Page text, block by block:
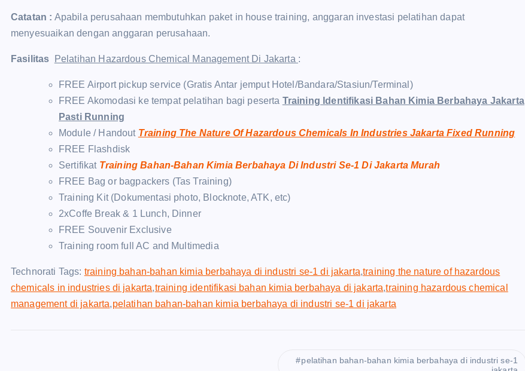
Catatan : Apabila perusahaan membutuhkan paket in house training, anggaran investasi pelatihan dapat
menyesuaikan dengan anggaran perusahaan.
Fasilitas Pelatihan Hazardous Chemical Management Di Jakarta :
FREE Airport pickup service (Gratis Antar jemput Hotel/Bandara/Stasiun/Terminal)
FREE Akomodasi ke tempat pelatihan bagi peserta Training Identifikasi Bahan Kimia Berbahaya Jakarta
Pasti Running
Module / Handout Training The Nature Of Hazardous Chemicals In Industries Jakarta Fixed Running
FREE Flashdisk
Sertifikat Training Bahan-Bahan Kimia Berbahaya Di Industri Se-1 Di Jakarta Murah
FREE Bag or bagpackers (Tas Training)
Training Kit (Dokumentasi photo, Blocknote, ATK, etc)
2xCoffe Break & 1 Lunch, Dinner
FREE Souvenir Exclusive
Training room full AC and Multimedia
Technorati Tags: training bahan-bahan kimia berbahaya di industri se-1 di jakarta,training the nature of hazardous
chemicals in industries di jakarta,training identifikasi bahan kimia berbahaya di jakarta,training hazardous chemical
management di jakarta,pelatihan bahan-bahan kimia berbahaya di industri se-1 di jakarta
pelatihan bahan-bahan kimia berbahaya di industri se-1